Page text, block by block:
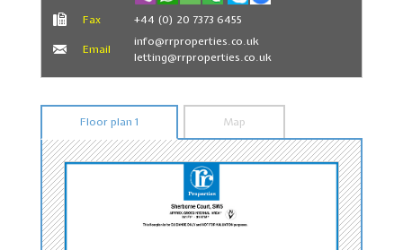
Fax +44 (0) 20 7373 6455
Email
info@rrproperties.co.uk
letting@rrproperties.co.uk
Floor plan 1 Map